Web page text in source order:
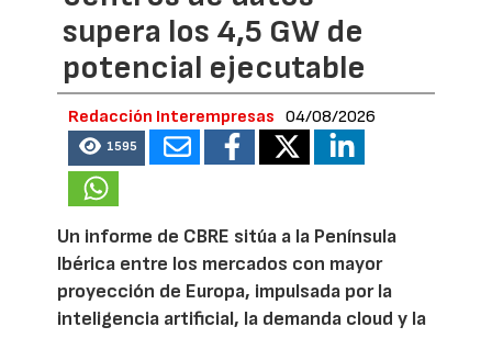
supera los 4,5 GW de
potencial ejecutable
Redacción Interempresas 04/08/2026
1595
Un informe de CBRE sitúa a la Península
Ibérica entre los mercados con mayor
proyección de Europa, impulsada por la
inteligencia artificial, la demanda cloud y la